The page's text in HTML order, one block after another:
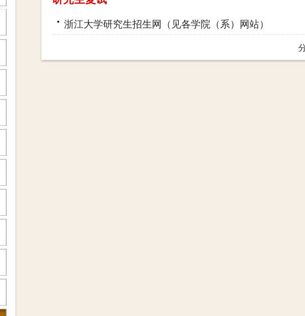
浙江大学研究生招生网（见各学院（系）网站）